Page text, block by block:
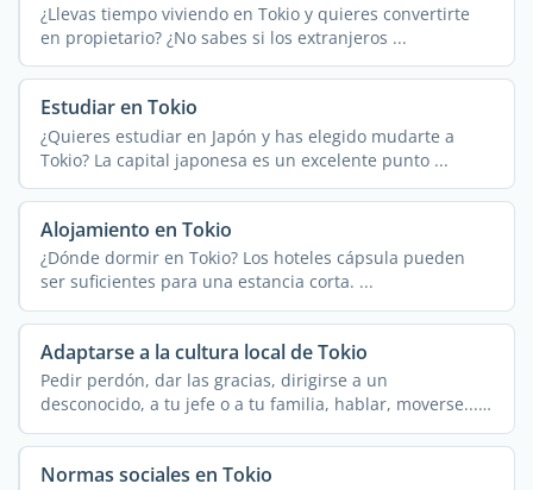
¿Llevas tiempo viviendo en Tokio y quieres convertirte
en propietario? ¿No sabes si los extranjeros ...
Estudiar en Tokio
¿Quieres estudiar en Japón y has elegido mudarte a
Tokio? La capital japonesa es un excelente punto ...
Alojamiento en Tokio
¿Dónde dormir en Tokio? Los hoteles cápsula pueden
ser suficientes para una estancia corta. ...
Adaptarse a la cultura local de Tokio
Pedir perdón, dar las gracias, dirigirse a un
desconocido, a tu jefe o a tu familia, hablar, moverse...
...
Normas sociales en Tokio